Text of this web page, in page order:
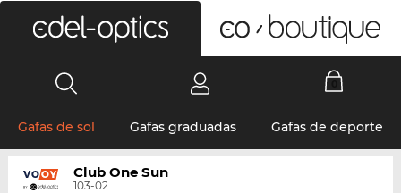
Gafas de sol Gafas graduadas Gafas de deporte
Club One Sun
103-02